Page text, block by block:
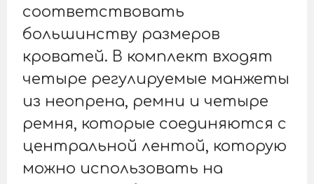
соответствовать
большинству размеров
кроватей. В комплект входят
четыре регулируемые манжеты
из неопрена, ремни и четыре
ремня, которые соединяются с
центральной лентой, которую
можно использовать на